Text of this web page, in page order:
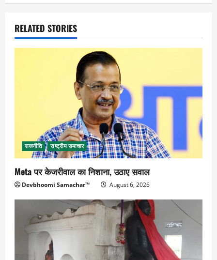
RELATED STORIES
राजनीति राष्ट्रीय समाचार
Meta पर केजरीवाल का निशाना, उठाए सवाल
Devbhoomi Samachar™ August 6, 2026